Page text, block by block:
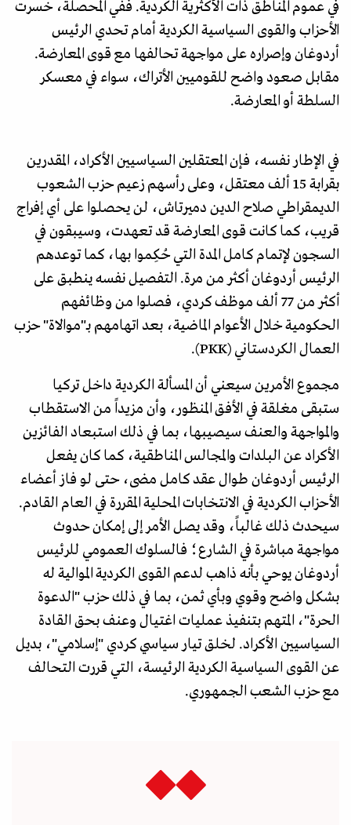
في عموم المناطق ذات الأكثرية الكردية. ففي المحصلة، خسرت
الأحزاب والقوى السياسية الكردية أمام تحدي الرئيس
أردوغان وإصراره على مواجهة تحالفها مع قوى المعارضة.
مقابل صعود واضح للقوميين الأتراك، سواء في معسكر
السلطة أو المعارضة.
في الإطار نفسه، فإن المعتقلين السياسيين الأكراد، المقدرين
بقرابة 15 ألف معتقل، وعلى رأسهم زعيم حزب الشعوب
الديمقراطي صلاح الدين دميرتاش، لن يحصلوا على أي إفراج
قريب، كما كانت قوى المعارضة قد تعهدت، وسيبقون في
السجون لإتمام كامل المدة التي حُكِموا بها، كما توعدهم
الرئيس أردوغان أكثر من مرة. التفصيل نفسه ينطبق على
أكثر من 77 ألف موظف كردي، فصلوا من وظائفهم
الحكومية خلال الأعوام الماضية، بعد اتهامهم بـ"موالاة" حزب
العمال الكردستاني (PKK).
مجموع الأمرين سيعني أن المسألة الكردية داخل تركيا
ستبقى مغلقة في الأفق المنظور، وأن مزيداً من الاستقطاب
والمواجهة والعنف سيصيبها، بما في ذلك استبعاد الفائزين
الأكراد عن البلدات والمجالس المناطقية، كما كان يفعل
الرئيس أردوغان طوال عقد كامل مضى، حتى لو فاز أعضاء
الأحزاب الكردية في الانتخابات المحلية المقررة في العام القادم.
سيحدث ذلك غالباً، وقد يصل الأمر إلى إمكان حدوث
مواجهة مباشرة في الشارع؛ فالسلوك العمومي للرئيس
أردوغان يوحي بأنه ذاهب لدعم القوى الكردية الموالية له
بشكل واضح وقوي وبأي ثمن، بما في ذلك حزب "الدعوة
الحرة"، المتهم بتنفيذ عمليات اغتيال وعنف بحق القادة
السياسيين الأكراد. لخلق تيار سياسي كردي "إسلامي"، بديل
عن القوى السياسية الكردية الرئيسة، التي قررت التحالف
مع حزب الشعب الجمهوري.